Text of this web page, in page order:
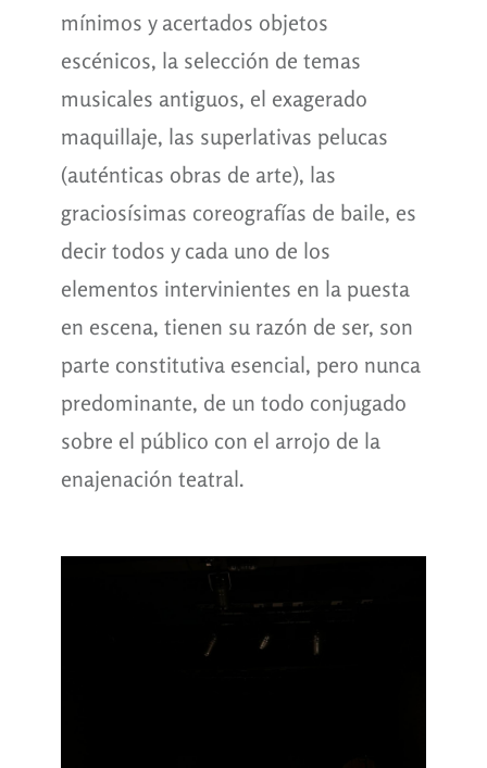
mínimos y acertados objetos
escénicos, la selección de temas
musicales antiguos, el exagerado
maquillaje, las superlativas pelucas
(auténticas obras de arte), las
graciosísimas coreografías de baile, es
decir todos y cada uno de los
elementos intervinientes en la puesta
en escena, tienen su razón de ser, son
parte constitutiva esencial, pero nunca
predominante, de un todo conjugado
sobre el público con el arrojo de la
enajenación teatral.